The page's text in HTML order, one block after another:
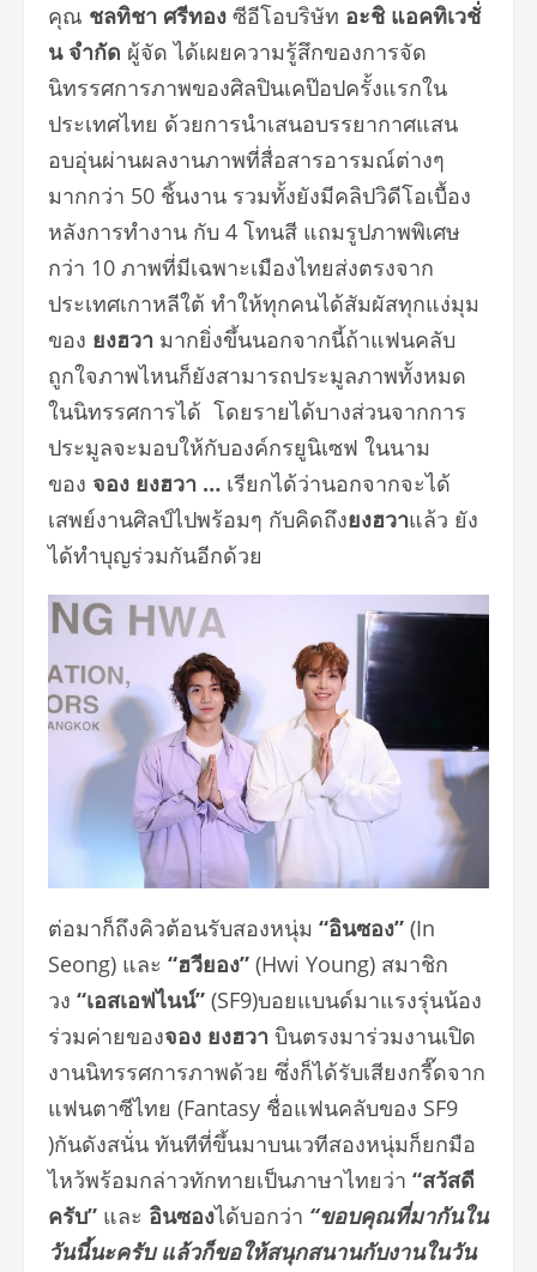
คุณ ชลทิชา ศรีทอง ซีอีโอบริษัท อะชิ แอคทิเวชั่
น จำกัด ผู้จัด ได้เผยความรู้สึกของการจัด
นิทรรศการภาพของศิลปินเคป๊อปครั้งแรกใน
ประเทศไทย ด้วยการนำเสนอบรรยากาศแสน
อบอุ่นผ่านผลงานภาพที่สื่อสารอารมณ์ต่างๆ
มากกว่า 50 ชิ้นงาน รวมทั้งยังมีคลิปวิดีโอเบื้อง
หลังการทำงาน กับ 4 โทนสี แถมรูปภาพพิเศษ
กว่า 10 ภาพที่มีเฉพาะเมืองไทยส่งตรงจาก
ประเทศเกาหลีใต้ ทำให้ทุกคนได้สัมผัสทุกแง่มุม
ของ ยงฮวา มากยิ่งขึ้นนอกจากนี้ถ้าแฟนคลับ
ถูกใจภาพไหนก็ยังสามารถประมูลภาพทั้งหมด
ในนิทรรศการได้ โดยรายได้บางส่วนจากการ
ประมูลจะมอบให้กับองค์กรยูนิเซฟ ในนาม
ของ จอง ยงฮวา … เรียกได้ว่านอกจากจะได้
เสพย์งานศิลป์ไปพร้อมๆ กับคิดถึงยงฮวาแล้ว ยัง
ได้ทำบุญร่วมกันอีกด้วย
ต่อมาก็ถึงคิวต้อนรับสองหนุ่ม “อินซอง” (In
Seong) และ “ฮวียอง” (Hwi Young) สมาชิก
วง “เอสเอฟไนน์” (SF9)บอยแบนด์มาแรงรุ่นน้อง
ร่วมค่ายของจอง ยงฮวา บินตรงมาร่วมงานเปิด
งานนิทรรศการภาพด้วย ซึ่งก็ได้รับเสียงกรี๊ดจาก
แฟนตาซีไทย (Fantasy ชื่อแฟนคลับของ SF9
)กันดังสนั่น ทันทีที่ขึ้นมาบนเวทีสองหนุ่มก็ยกมือ
ไหว้พร้อมกล่าวทักทายเป็นภาษาไทยว่า “สวัสดี
ครับ” และ อินซองได้บอกว่า “ขอบคุณที่มากันใน
วันนี้นะครับ แล้วก็ขอให้สนุกสนานกับงานในวัน